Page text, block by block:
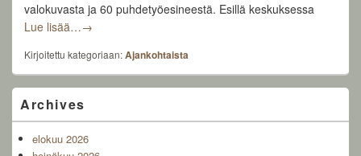
valokuvasta ja 60 puhdetyöesineestä. Esillä keskuksessa
Lue lisää…Rukajärvi-keskus avoinna normaalisti – avattiin jo
→
Kirjoitettu kategoriaan:Ajankohtaista
Primary
Sidebar
Area
Archives
elokuu 2026